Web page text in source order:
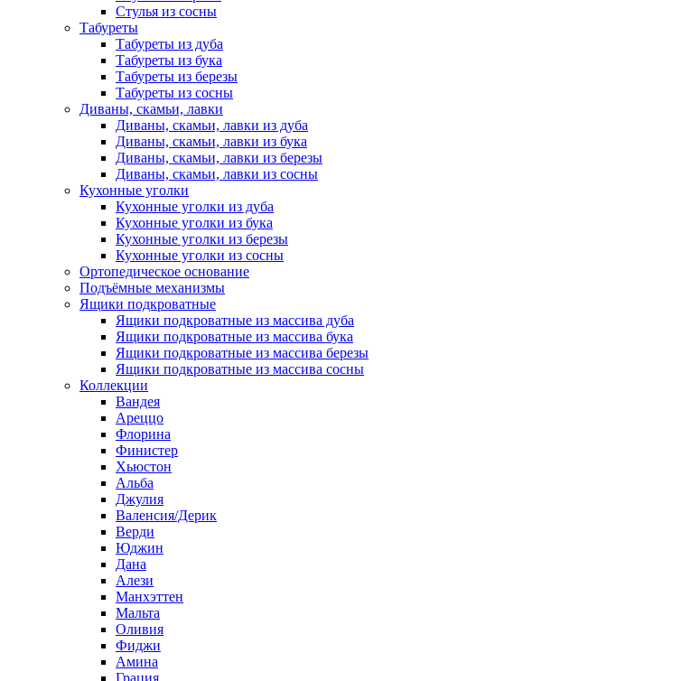
Стулья из сосны
Табуреты
Табуреты из дуба
Табуреты из бука
Табуреты из березы
Табуреты из сосны
Диваны, скамьи, лавки
Диваны, скамьи, лавки из дуба
Диваны, скамьи, лавки из бука
Диваны, скамьи, лавки из березы
Диваны, скамьи, лавки из сосны
Кухонные уголки
Кухонные уголки из дуба
Кухонные уголки из бука
Кухонные уголки из березы
Кухонные уголки из сосны
Ортопедическое основание
Подъёмные механизмы
Ящики подкроватные
Ящики подкроватные из массива дуба
Ящики подкроватные из массива бука
Ящики подкроватные из массива березы
Ящики подкроватные из массива сосны
Коллекции
Вандея
Ареццо
Флорина
Финистер
Хьюстон
Альба
Джулия
Валенсия/Дерик
Верди
Юджин
Дана
Алези
Манхэттен
Мальта
Оливия
Фиджи
Амина
Грация